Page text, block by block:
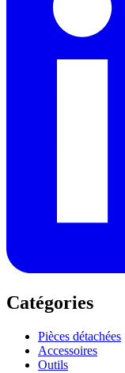
Catégories
Pièces détachées
Accessoires
Outils